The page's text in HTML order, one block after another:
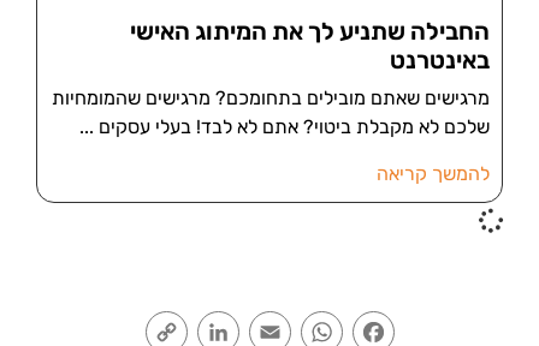
החבילה שתניע לך את המיתוג האישי
באינטרנט
מרגישים שאתם מובילים בתחומכם? מרגישים שהמומחיות
שלכם לא מקבלת ביטוי? אתם לא לבד! בעלי עסקים
להמשך קריאה
Facebook
WhatsApp
Email
LinkedIn